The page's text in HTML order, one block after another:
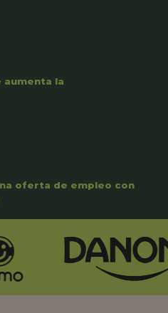
aumenta la
oferta de empleo con